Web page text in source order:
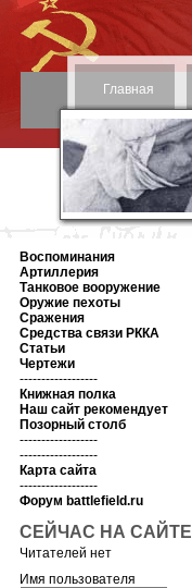
Главная
Воспоминания
Артиллерия
Танковое вооружение
Оружие пехоты
Сражения
Средства связи РККА
Статьи
Чертежи
------------------
Книжная полка
Наш сайт рекомендует
Позорный столб
------------------
------------------
Карта сайта
------------------
Форум battlefield.ru
СЕЙЧАС НА САЙТЕ
Читателей нет
Имя пользователя